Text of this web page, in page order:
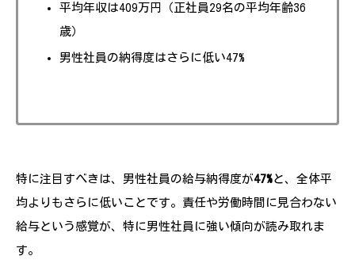
平均年収は409万円（正社員29名の平均年齢36
歳）
男性社員の納得度はさらに低い47%
特に注目すべきは、男性社員の給与納得度が47%と、全体平
均よりもさらに低いことです。責任や労働時間に見合わない
給与という感覚が、特に男性社員に強い傾向が読み取れま
す。